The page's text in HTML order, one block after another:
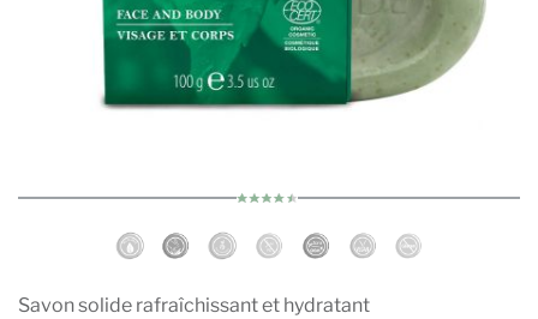
Savon solide rafraîchissant et hydratant